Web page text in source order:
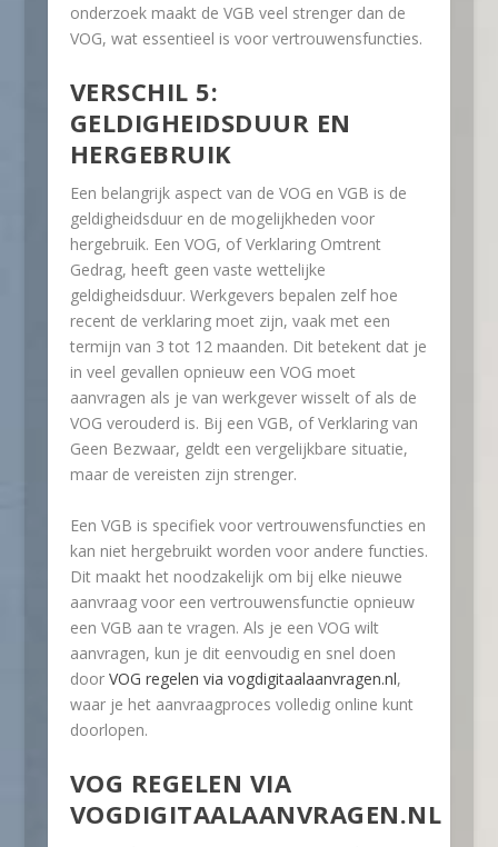
onderzoek maakt de VGB veel strenger dan de
VOG, wat essentieel is voor vertrouwensfuncties.
VERSCHIL 5:
GELDIGHEIDSDUUR EN
HERGEBRUIK
Een belangrijk aspect van de VOG en VGB is de
geldigheidsduur en de mogelijkheden voor
hergebruik. Een VOG, of Verklaring Omtrent
Gedrag, heeft geen vaste wettelijke
geldigheidsduur. Werkgevers bepalen zelf hoe
recent de verklaring moet zijn, vaak met een
termijn van 3 tot 12 maanden. Dit betekent dat je
in veel gevallen opnieuw een VOG moet
aanvragen als je van werkgever wisselt of als de
VOG verouderd is. Bij een VGB, of Verklaring van
Geen Bezwaar, geldt een vergelijkbare situatie,
maar de vereisten zijn strenger.
Een VGB is specifiek voor vertrouwensfuncties en
kan niet hergebruikt worden voor andere functies.
Dit maakt het noodzakelijk om bij elke nieuwe
aanvraag voor een vertrouwensfunctie opnieuw
een VGB aan te vragen. Als je een VOG wilt
aanvragen, kun je dit eenvoudig en snel doen
door VOG regelen via vogdigitaalaanvragen.nl,
waar je het aanvraagproces volledig online kunt
doorlopen.
VOG REGELEN VIA
VOGDIGITAALAANVRAGEN.NL